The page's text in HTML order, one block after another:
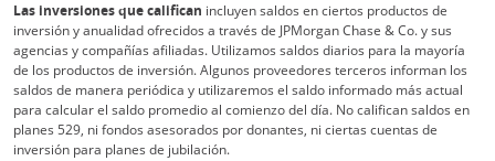
Las inversiones que califican incluyen saldos en ciertos productos de
inversión y anualidad ofrecidos a través de JPMorgan Chase & Co. y sus
agencias y compañías afiliadas. Utilizamos saldos diarios para la mayoría
de los productos de inversión. Algunos proveedores terceros informan los
saldos de manera periódica y utilizaremos el saldo informado más actual
para calcular el saldo promedio al comienzo del día. No califican saldos en
planes 529, ni fondos asesorados por donantes, ni ciertas cuentas de
inversión para planes de jubilación.